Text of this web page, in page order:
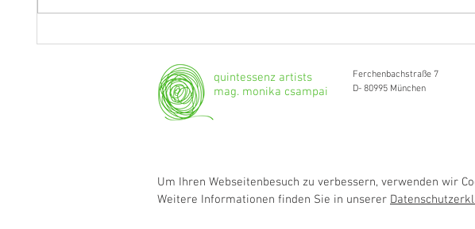
musikalische
quintessenz artists
mag. monika csampai
Ferchenbachstraße 7
D- 80995 München
Um Ihren Webseitenbesuch zu verbessern, verwenden wir
Weitere Informationen finden Sie in unserer